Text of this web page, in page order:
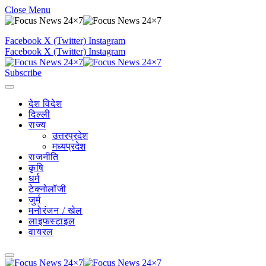
Close Menu
Facebook X (Twitter) Instagram
Facebook X (Twitter) Instagram
Subscribe
देश विदेश
दिल्ली
राज्य
उत्तरप्रदेश
मध्यप्रदेश
राजनीति
कृषि
धर्म
टेक्नोलॉजी
जुर्म
मनोरंजन / खेल
लाइफस्टाइल
वायरल